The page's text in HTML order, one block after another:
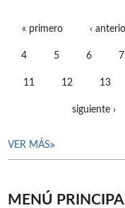
« primero ‹
4 5 6 7
11 12 13
siguiente ›
VER MÁS
MENÚ